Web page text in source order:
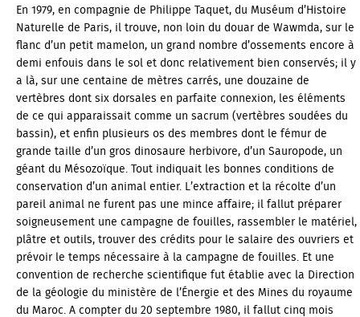
En 1979, en compagnie de Philippe Taquet, du Muséum d’Histoire
Naturelle de Paris, il trouve, non loin du douar de Wawmda, sur le
flanc d’un petit mamelon, un grand nombre d’ossements encore à
demi enfouis dans le sol et donc relativement bien conservés; il y
a là, sur une centaine de mètres carrés, une douzaine de
vertèbres dont six dorsales en parfaite connexion, les éléments
de ce qui apparaissait comme un sacrum (vertèbres soudées du
bassin), et enfin plusieurs os des membres dont le fémur de
grande taille d’un gros dinosaure herbivore, d’un Sauropode, un
géant du Mésozoïque. Tout indiquait les bonnes conditions de
conservation d’un animal entier. L’extraction et la récolte d’un
pareil animal ne furent pas une mince affaire; il fallut préparer
soigneusement une campagne de fouilles, rassembler le matériel,
plâtre et outils, trouver des crédits pour le salaire des ouvriers et
prévoir le temps nécessaire à la campagne de fouilles. Et une
convention de recherche scientifique fut établie avec la Direction
de la géologie du ministère de l’Énergie et des Mines du royaume
du Maroc. A compter du 20 septembre 1980, il fallut cinq mois